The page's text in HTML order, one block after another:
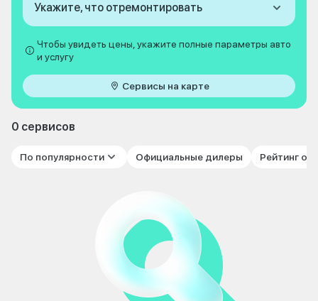
Укажите, что отремонтировать
Чтобы увидеть цены, укажите полные параметры авто
и услугу
Сервисы на карте
0 сервисов
По популярности Официальные дилеры Рейтинг